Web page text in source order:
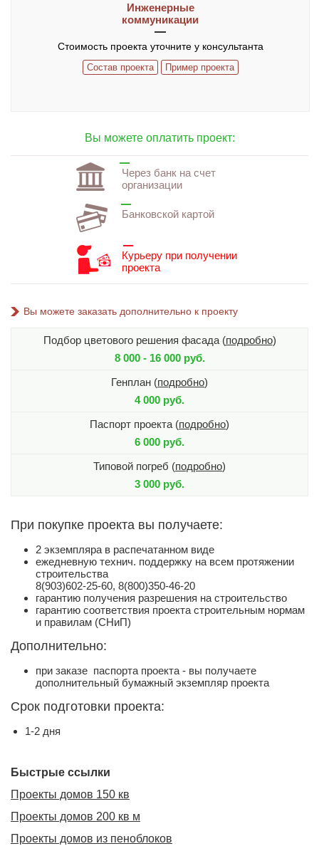
Инженерные
коммуникации
Стоимость проекта уточните у консультанта
Состав проекта Пример проекта
Вы можете оплатить проект:
Через банк на счет
организации
Банковской картой
Курьеру при получении
проекта
Вы можете заказать дополнительно к проекту
Подбор цветового решения фасада (подробно)
8 000 - 16 000 руб.
Генплан (подробно)
4 000 руб.
Паспорт проекта (подробно)
6 000 руб.
Типовой погреб (подробно)
3 000 руб.
При покупке проекта вы получаете:
2 экземпляра в распечатанном виде
ежедневную технич. поддержку на всем протяжении
строительства
8(903)602-25-60, 8(800)350-46-20
гарантию получения разрешения на строительство
гарантию соответствия проекта строительным нормам
и правилам (СНиП)
Дополнительно:
при заказе паспорта проекта - вы получаете
дополнительный бумажный экземпляр проекта
Срок подготовки проекта:
1-2 дня
Быстрые ссылки
Проекты домов 150 кв
Проекты домов 200 кв м
Проекты домов из пеноблоков